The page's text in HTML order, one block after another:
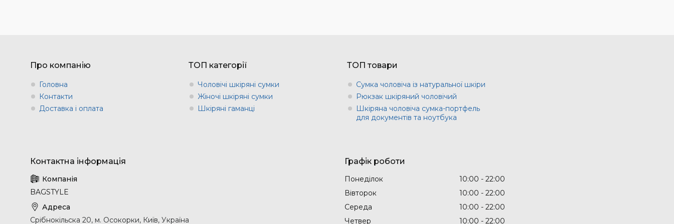
Про компанію
Головна
Контакти
Доставка і оплата
ТОП категорії
Чоловічі шкіряні сумки
Жіночі шкіряні сумки
Шкіряні гаманці
ТОП товари
Сумка чоловіча із натуральної шкіри
Рюкзак шкіряний чоловічий
Шкіряна чоловіча сумка-портфель
для документів та ноутбука
BAGSTYLE
Срібнокільска 20, м. Осокорки, Київ, Україна
Графік роботи
Понеділок 10:00
22:00
Вівторок
10:00
22:00
Середа
10:00
22:00
Четвер
10:00 22:00